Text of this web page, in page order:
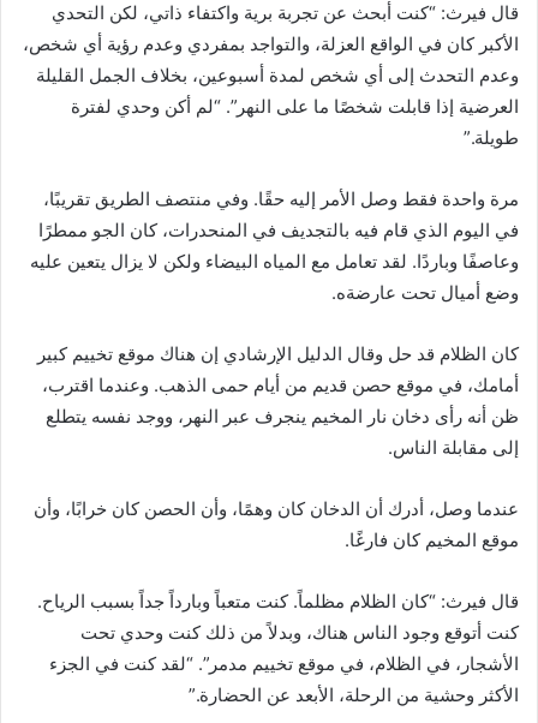
قال فيرث: “كنت أبحث عن تجربة برية واكتفاء ذاتي، لكن التحدي
الأكبر كان في الواقع العزلة، والتواجد بمفردي وعدم رؤية أي شخص،
وعدم التحدث إلى أي شخص لمدة أسبوعين، بخلاف الجمل القليلة
العرضية إذا قابلت شخصًا ما على النهر”. “لم أكن وحدي لفترة
طويلة.”
مرة واحدة فقط وصل الأمر إليه حقًا. وفي منتصف الطريق تقريبًا،
في اليوم الذي قام فيه بالتجديف في المنحدرات، كان الجو ممطرًا
وعاصفًا وباردًا. لقد تعامل مع المياه البيضاء ولكن لا يزال يتعين عليه
وضع أميال تحت عارضةه.
كان الظلام قد حل وقال الدليل الإرشادي إن هناك موقع تخييم كبير
أمامك، في موقع حصن قديم من أيام حمى الذهب. وعندما اقترب،
ظن أنه رأى دخان نار المخيم ينجرف عبر النهر، ووجد نفسه يتطلع
إلى مقابلة الناس.
عندما وصل، أدرك أن الدخان كان وهمًا، وأن الحصن كان خرابًا، وأن
موقع المخيم كان فارغًا.
قال فيرث: “كان الظلام مظلماً. كنت متعباً وبارداً جداً بسبب الرياح.
كنت أتوقع وجود الناس هناك، وبدلاً من ذلك كنت وحدي تحت
الأشجار، في الظلام، في موقع تخييم مدمر”. “لقد كنت في الجزء
الأكثر وحشية من الرحلة، الأبعد عن الحضارة.”